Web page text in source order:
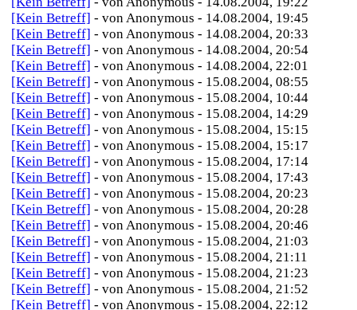
[Kein Betreff] - von Anonymous - 14.08.2004, 19:45
[Kein Betreff] - von Anonymous - 14.08.2004, 20:33
[Kein Betreff] - von Anonymous - 14.08.2004, 20:54
[Kein Betreff] - von Anonymous - 14.08.2004, 22:01
[Kein Betreff] - von Anonymous - 15.08.2004, 08:55
[Kein Betreff] - von Anonymous - 15.08.2004, 10:44
[Kein Betreff] - von Anonymous - 15.08.2004, 14:29
[Kein Betreff] - von Anonymous - 15.08.2004, 15:15
[Kein Betreff] - von Anonymous - 15.08.2004, 15:17
[Kein Betreff] - von Anonymous - 15.08.2004, 17:14
[Kein Betreff] - von Anonymous - 15.08.2004, 17:43
[Kein Betreff] - von Anonymous - 15.08.2004, 20:23
[Kein Betreff] - von Anonymous - 15.08.2004, 20:28
[Kein Betreff] - von Anonymous - 15.08.2004, 20:46
[Kein Betreff] - von Anonymous - 15.08.2004, 21:03
[Kein Betreff] - von Anonymous - 15.08.2004, 21:11
[Kein Betreff] - von Anonymous - 15.08.2004, 21:23
[Kein Betreff] - von Anonymous - 15.08.2004, 21:52
[Kein Betreff] - von Anonymous - 15.08.2004, 22:12